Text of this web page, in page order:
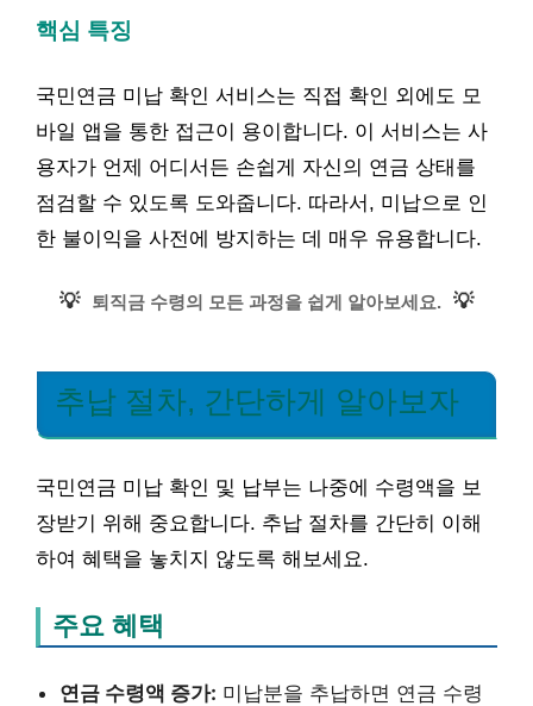
핵심 특징
국민연금 미납 확인 서비스는 직접 확인 외에도 모
바일 앱을 통한 접근이 용이합니다. 이 서비스는 사
용자가 언제 어디서든 손쉽게 자신의 연금 상태를
점검할 수 있도록 도와줍니다. 따라서, 미납으로 인
한 불이익을 사전에 방지하는 데 매우 유용합니다.
💡 퇴직금 수령의 모든 과정을 쉽게 알아보세요. 💡
추납 절차, 간단하게 알아보자
국민연금 미납 확인 및 납부는 나중에 수령액을 보
장받기 위해 중요합니다. 추납 절차를 간단히 이해
하여 혜택을 놓치지 않도록 해보세요.
주요 혜택
연금 수령액 증가: 미납분을 추납하면 연금 수령